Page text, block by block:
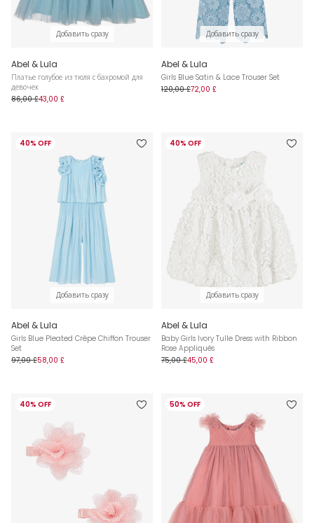
Добавить сразу
Abel & Lula
Платье голубое из тюля с бахромой для
девочек
86,00 £43,00 £
Добавить сразу
Abel & Lula
Girls Blue Satin & Lace Trouser Set
120,00 £72,00 £
40% OFF
Добавить сразу
Abel & Lula
Girls Blue Pleated Crêpe Chiffon Trouser
Set
97,00 £58,00 £
40% OFF
Добавить сразу
Abel & Lula
Baby Girls Ivory Tulle Dress with Ribbon
Rose Appliqués
75,00 £45,00 £
40% OFF 50% OFF